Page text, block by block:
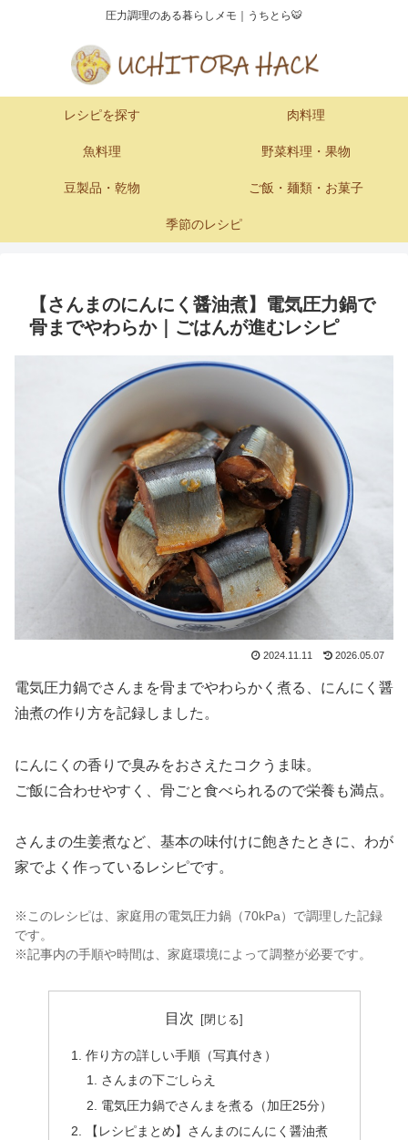
圧力調理のある暮らしメモ｜うちとら🐯
レシピを探す 肉料理
魚料理 野菜料理・果物
豆製品・乾物 ご飯・麺類・お菓子
季節のレシピ
【さんまのにんにく醤油煮】電気圧力鍋で
骨までやわらか｜ごはんが進むレシピ
2024.11.11 2026.05.07
電気圧力鍋でさんまを骨までやわらかく煮る、にんにく醤
油煮の作り方を記録しました。
にんにくの香りで臭みをおさえたコクうま味。
ご飯に合わせやすく、骨ごと食べられるので栄養も満点。
さんまの生姜煮など、基本の味付けに飽きたときに、わが
家でよく作っているレシピです。
※このレシピは、家庭用の電気圧力鍋（70kPa）で調理した記録
です。
※記事内の手順や時間は、家庭環境によって調整が必要です。
目次
作り方の詳しい手順（写真付き）
さんまの下ごしらえ
電気圧力鍋でさんまを煮る（加圧25分）
【レシピまとめ】さんまのにんにく醤油煮